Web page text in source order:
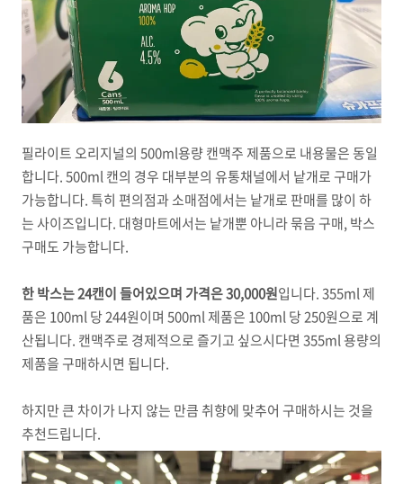
필라이트 오리지널의 500ml용량 캔맥주 제품으로 내용물은 동일
합니다. 500ml 캔의 경우 대부분의 유통채널에서 낱개로 구매가
가능합니다. 특히 편의점과 소매점에서는 낱개로 판매를 많이 하
는 사이즈입니다. 대형마트에서는 낱개뿐 아니라 묶음 구매, 박스
구매도 가능합니다.
한 박스는 24캔이 들어있으며 가격은 30,000원입니다. 355ml 제
품은 100ml 당 244원이며 500ml 제품은 100ml 당 250원으로 계
산됩니다. 캔맥주로 경제적으로 즐기고 싶으시다면 355ml 용량의
제품을 구매하시면 됩니다.
하지만 큰 차이가 나지 않는 만큼 취향에 맞추어 구매하시는 것을
추천드립니다.